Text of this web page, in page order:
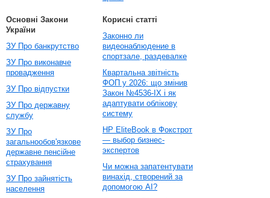
Основні Закони
України
ЗУ Про банкрутство
ЗУ Про виконавче
провадження
ЗУ Про відпустки
ЗУ Про державну
службу
ЗУ Про
загальнообов'язкове
державне пенсійне
страхування
ЗУ Про зайнятість
населення
Корисні статті
Законно ли
видеонаблюдение в
спортзале, раздевалке
Квартальна звітність
ФОП у 2026: що змінив
Закон №4536-IX і як
адаптувати облікову
систему
HP EliteBook в Фокстрот
— выбор бизнес-
экспертов
Чи можна запатентувати
винахід, створений за
допомогою AI?